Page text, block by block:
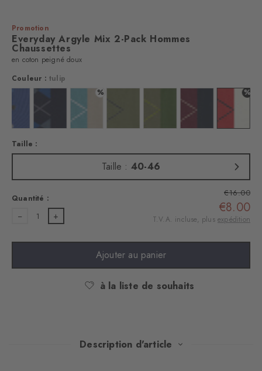
Promotion
Everyday Argyle Mix 2-Pack Hommes
Chaussettes
en coton peigné doux
Couleur : tulip
auburn
Couleur : night blueCouleur : marine
%
Couleur : key largo
Couleur : lime greenCouleur : purple
%
Couleur
Taille :
Taille : 40-46
Quantité :
1
€16.00
€8.00
T.V.A. incluse, plus expédition
Ajouter au panier
à la liste de souhaits
Description d'article